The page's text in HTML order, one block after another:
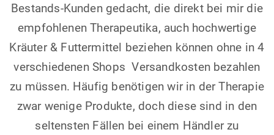
Bestands-Kunden gedacht, die direkt bei mir die
empfohlenen Therapeutika, auch hochwertige
Kräuter & Futtermittel beziehen können ohne in 4
verschiedenen Shops Versandkosten bezahlen
zu müssen. Häufig benötigen wir in der Therapie
zwar wenige Produkte, doch diese sind in den
seltensten Fällen bei einem Händler zu